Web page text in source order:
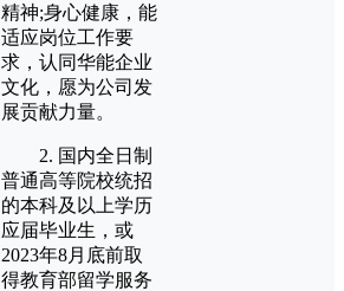
精神;身心健康，能
适应岗位工作要
求，认同华能企业
文化，愿为公司发
展贡献力量。
2. 国内全日制
普通高等院校统招
的本科及以上学历
应届毕业生，或
2023年8月底前取
得教育部留学服务